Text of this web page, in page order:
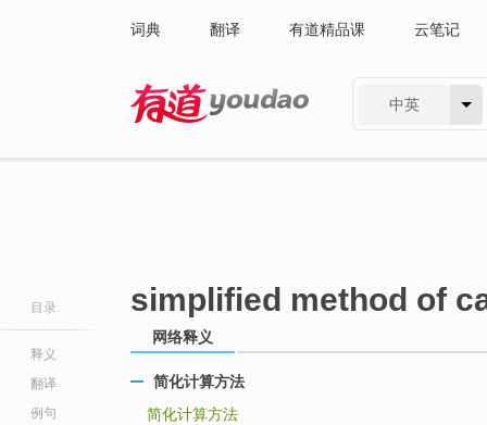
词典 翻译 有道精品课 云笔记
中英
目录
释义
翻译
例句
simplified method of
网络释义
简化计算方法
简化计算方法